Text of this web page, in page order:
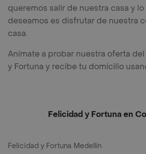
queremos salir de nuestra casa y
deseamos es disfrutar de nuestra
casa.
Anímate a probar nuestra oferta
y Fortuna y recibe tu domicilio
Felicidad y Fortuna en
Felicidad y Fortuna Medellín